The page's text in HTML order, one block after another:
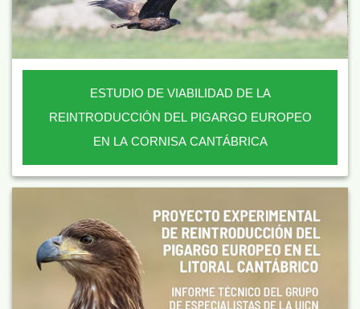
ESTUDIO DE VIABILIDAD DE LA
REINTRODUCCIÓN DEL PIGARGO EUROPEO
EN LA CORNISA CANTÁBRICA